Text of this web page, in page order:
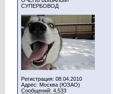
СУПЕРБОВОД
Регистрация: 08.04.2010
Адрес: Москва (ЮЗАО)
Сообщений: 4,533